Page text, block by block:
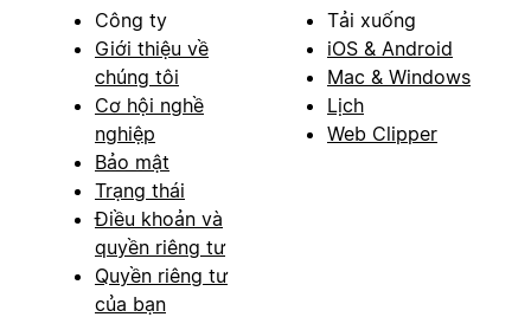
Công ty
Giới thiệu về
chúng tôi
Cơ hội nghề
nghiệp
Bảo mật
Trạng thái
Điều khoản và
quyền riêng tư
Quyền riêng tư
của bạn
Tải xuống
iOS & Android
Mac & Windows
Lịch
Web Clipper